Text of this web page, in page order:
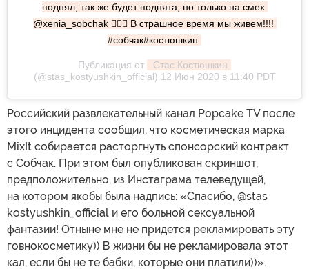
поднял, так же будет поднята, но только на смех
@xenia_sobchak 🤦🏻‍♂️ В страшное время мы живем!!!!
#собчак#костюшкин
Публикация от
Стас Костюшкин
(@stas_kostyushkin_official) 12 Июн 2020 в 11:40 PDT
Российский развлекательный канал Popcake TV после
этого инцидента сообщил, что косметическая марка
MixIt собирается расторгнуть спонсорский контракт
с Собчак. При этом был опубликован скриншот,
предположительно, из Инстаграма телеведущей,
на котором якобы была надпись: «Спасибо, @stas
kostyushkin_official и его больной сексуальной
фантазии! Отныне мне не придется рекламировать эту
говнокосметику)) В жизни бы не рекламировала этот
кал, если бы не те бабки, которые они платили))».